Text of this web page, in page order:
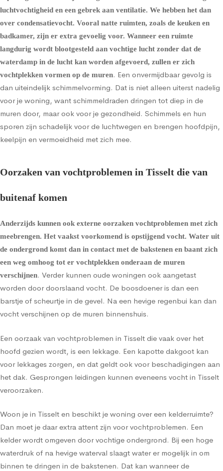
luchtvochtigheid en een gebrek aan ventilatie. We hebben het dan
over condensatievocht. Vooral natte ruimten, zoals de keuken en
badkamer, zijn er extra gevoelig voor. Wanneer een ruimte
langdurig wordt blootgesteld aan vochtige lucht zonder dat de
waterdamp in de lucht kan worden afgevoerd, zullen er zich
vochtplekken vormen op de muren. Een onvermijdbaar gevolg is
dan uiteindelijk schimmelvorming. Dat is niet alleen uiterst nadelig
voor je woning, want schimmeldraden dringen tot diep in de
muren door, maar ook voor je gezondheid. Schimmels en hun
sporen zijn schadelijk voor de luchtwegen en brengen hoofdpijn,
keelpijn en vermoeidheid met zich mee.
Oorzaken van vochtproblemen in Tisselt die van
buitenaf komen
Anderzijds kunnen ook externe oorzaken vochtproblemen met zich
meebrengen. Het vaakst voorkomend is opstijgend vocht. Water uit
de ondergrond komt dan in contact met de bakstenen en baant zich
een weg omhoog tot er vochtplekken onderaan de muren
verschijnen. Verder kunnen oude woningen ook aangetast
worden door doorslaand vocht. De boosdoener is dan een
barstje of scheurtje in de gevel. Na een hevige regenbui kan dan
vocht verschijnen op de muren binnenshuis.
Een oorzaak van vochtproblemen in Tisselt die vaak over het
hoofd gezien wordt, is een lekkage. Een kapotte dakgoot kan
voor lekkages zorgen, en dat geldt ook voor beschadigingen aan
het dak. Gesprongen leidingen kunnen eveneens vocht in Tisselt
veroorzaken.
Woon je in Tisselt en beschikt je woning over een kelderruimte?
Dan moet je daar extra attent zijn voor vochtproblemen. Een
kelder wordt omgeven door vochtige ondergrond. Bij een hoge
waterdruk of na hevige waterval slaagt water er mogelijk in om
binnen te dringen in de bakstenen. Dat kan wanneer de